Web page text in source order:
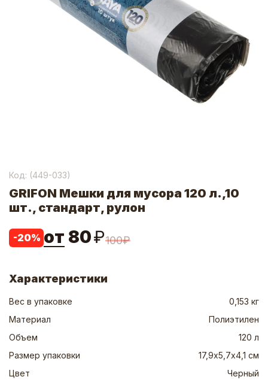
Код: (449-033)
GRIFON Мешки для мусора 120 л.,10
шт., стандарт, рулон
-20% от 80₽100₽
Характеристики
Вес в упаковке
0,153 кг
Материал
Полиэтилен
Объем
120 л
Размер упаковки
17,9х5,7х4,1 см
Цвет
Черный